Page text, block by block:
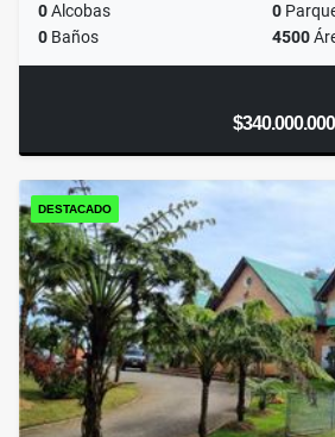
0Alcobas 0
0 Baños 4500
$340.000.000
DESTACADO